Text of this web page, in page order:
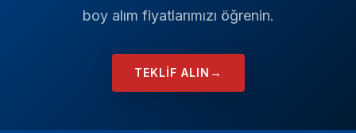
boy alım fiyatlarımızı öğrenin.
TEKLIF ALIN →